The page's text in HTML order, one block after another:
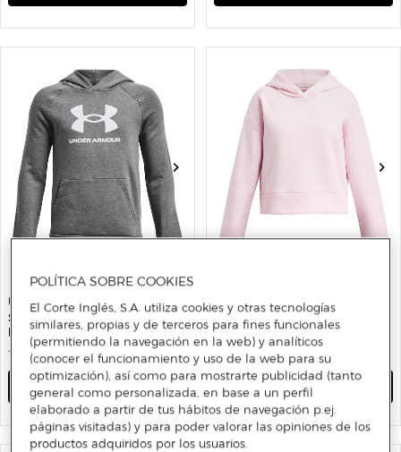
UNDER ARMOUR
Sudadera de niños Rival
Fleece BL Under Armour
17 € 44,99 € 62%
AÑADIR
UNDER ARMOUR
Sudadera de niños UA Rival
Fleece Hoodie Under Armour
17 € 44,99 € 62%
AÑADIR
POLÍTICA SOBRE COOKIES
El Corte Inglés, S.A. utiliza cookies y otras tecnologías
similares, propias y de terceros para fines funcionales
(permitiendo la navegación en la web) y analíticos
(conocer el funcionamiento y uso de la web para su
optimización), así como para mostrarte publicidad (tanto
general como personalizada, en base a un perfil
elaborado a partir de tus hábitos de navegación p.ej.
páginas visitadas) y para poder valorar las opiniones de los
productos adquiridos por los usuarios.